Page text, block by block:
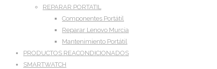
REPARAR PORTATIL
Componentes Portátil
Reparar Lenovo Murcia
Mantenimiento Portátil
PRODUCTOS REACONDICIONADOS
SMARTWATCH